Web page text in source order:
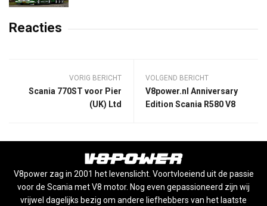
Reacties
VORIG BERICHT
Scania 770ST voor Pier
(UK) Ltd
VOLGEND BERICHT
V8power.nl Anniversary
Edition Scania R580 V8
V8power zag in 2001 het levenslicht. Voortvloeiend uit de passie
voor de Scania met V8 motor. Nog even gepassioneerd zijn wij
vrijwel dagelijks bezig om andere liefhebbers van het laatste